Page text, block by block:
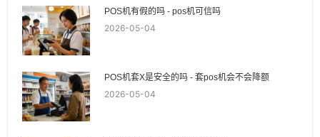
POS机有假的吗 - pos机可信吗
2026-05-04
POS机套X是安全的吗 - 套pos机会不会降额
2026-05-04